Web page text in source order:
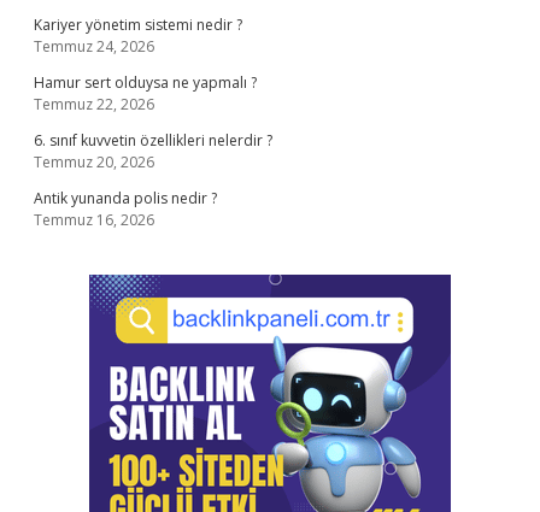
Kariyer yönetim sistemi nedir ?
Temmuz 24, 2026
Hamur sert olduysa ne yapmalı ?
Temmuz 22, 2026
6. sınıf kuvvetin özellikleri nelerdir ?
Temmuz 20, 2026
Antik yunanda polis nedir ?
Temmuz 16, 2026